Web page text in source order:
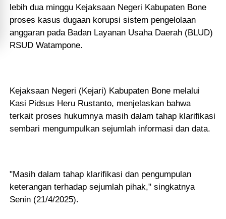
lebih dua minggu Kejaksaan Negeri Kabupaten Bone
proses kasus dugaan korupsi sistem pengelolaan
anggaran pada Badan Layanan Usaha Daerah (BLUD)
RSUD Watampone.
Kejaksaan Negeri (Kejari) Kabupaten Bone melalui
Kasi Pidsus Heru Rustanto, menjelaskan bahwa
terkait proses hukumnya masih dalam tahap klarifikasi
sembari mengumpulkan sejumlah informasi dan data.
"Masih dalam tahap klarifikasi dan pengumpulan
keterangan terhadap sejumlah pihak," singkatnya
Senin (21/4/2025).